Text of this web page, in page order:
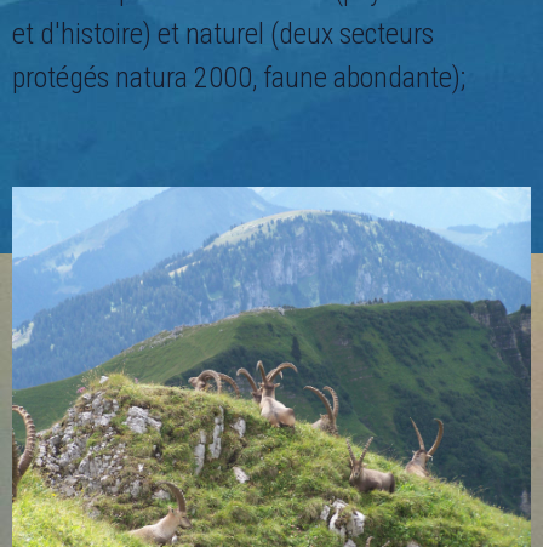
et d'histoire) et naturel (deux secteurs
protégés natura 2000, faune abondante);